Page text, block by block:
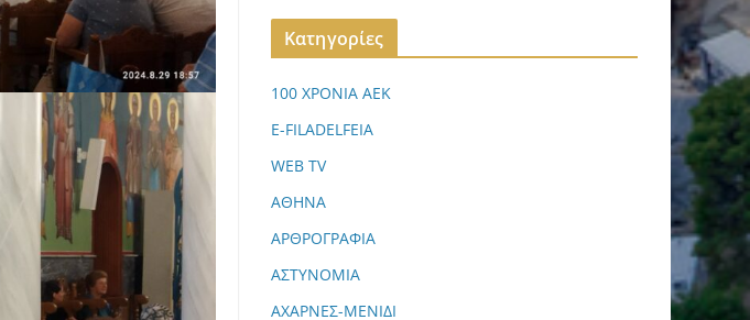
Kατηγορίες
100 ΧΡΟΝΙΑ ΑΕΚ
E-FILADELFEIA
WEB TV
ΑΘΗΝΑ
ΑΡΘΡΟΓΡΑΦΙΑ
ΑΣΤΥΝΟΜΙΑ
ΑΧΑΡΝΕΣ-ΜΕΝΙΔΙ